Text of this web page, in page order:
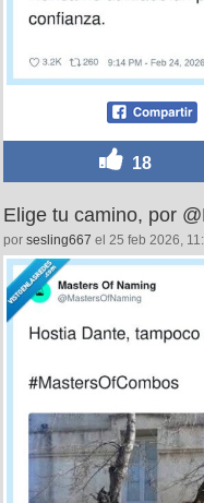
18
Elige tu camino, por
por sesling667 el 25 feb 2026,